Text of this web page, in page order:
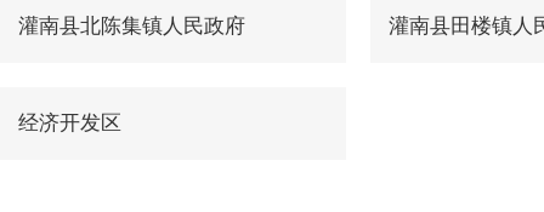
灌南县北陈集镇人民政府 灌南县田楼镇人
经济开发区